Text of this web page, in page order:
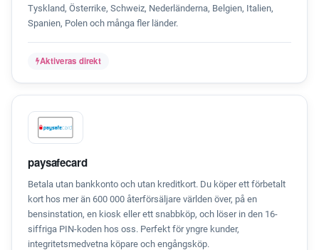
Tyskland, Österrike, Schweiz, Nederländerna, Belgien, Italien,
Spanien, Polen och många fler länder.
Aktiveras direkt
paysafecard
Betala utan bankkonto och utan kreditkort. Du köper ett förbetalt
kort hos mer än 600 000 återförsäljare världen över, på en
bensinstation, en kiosk eller ett snabbköp, och löser in den 16-
siffriga PIN-koden hos oss. Perfekt för yngre kunder,
integritetsmedvetna köpare och engångsköp.